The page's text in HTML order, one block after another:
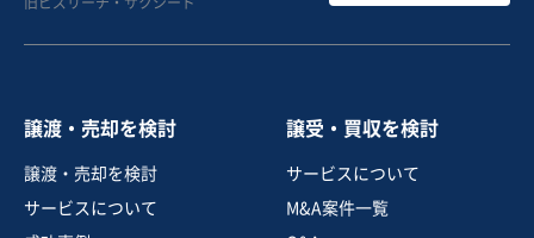
譲渡・売却を検討
譲渡・売却を検討
サービスについて
譲受・買収を検討
サービスについて
M&A案件一覧